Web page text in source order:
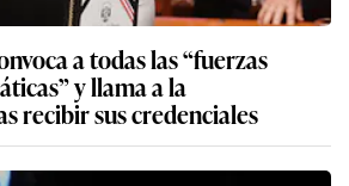
a todas las “fuerzas
y llama a la
recibir sus credenciales